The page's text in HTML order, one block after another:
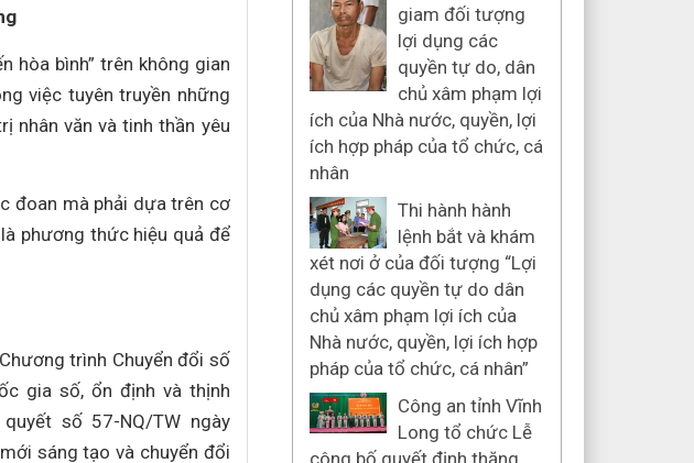
hòa bình” trên không gian
việc tuyên truyền những
nhân văn và tinh thần yêu
đoan mà phải dựa trên cơ
phương thức hiệu quả để
trình Chuyển đổi số
gia số, ổn định và thịnh
số 57-NQ/TW ngày
sáng tạo và chuyển đổi
giam đối tượng
lợi dụng các
quyền tự do, dân
chủ xâm phạm lợi
ích của Nhà nước, quyền, lợi
ích hợp pháp của tổ chức, cá
nhân
Thi hành hành
lệnh bắt và khám
xét nơi ở của đối tượng “Lợi
dụng các quyền tự do dân
chủ xâm phạm lợi ích của
Nhà nước, quyền, lợi ích hợp
pháp của tổ chức, cá nhân”
Công an tỉnh Vĩnh
Long tổ chức Lễ
công bố quyết định thăng